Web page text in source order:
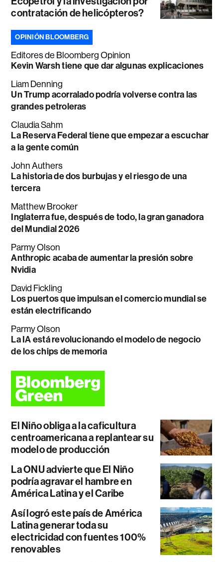
contratación de helicópteros?
OPINIÓN BLOOMBERG
Editores de Bloomberg Opinion
Kevin Warsh tiene que dar algunas explicaciones
Liam Denning
Un Trump acorralado podría volverse contra las
grandes petroleras
Claudia Sahm
La Reserva Federal tiene que empezar a escuchar
a la gente común
John Authers
La historia de dos burbujas y el riesgo de una
tercera
Matthew Brooker
Inglaterra fue, después de todo, la gran ganadora
del Mundial 2026
Parmy Olson
Anthropic acaba de aumentar la presión sobre
Nvidia
David Fickling
Los puertos que impulsan el comercio mundial se
están electrificando
Parmy Olson
La IA está revolucionando el modelo de negocio
de los chips de memoria
El Niño obliga a la caficultura
centroamericana a replantear su
modelo de producción
La ONU advierte que El Niño
podría agravar el hambre en
América Latina y el Caribe
Así logró este país de América
Latina generar toda su
electricidad con fuentes 100%
renovables